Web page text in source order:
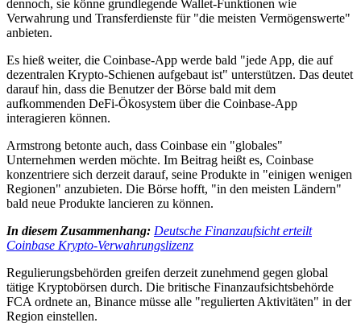
dennoch, sie könne grundlegende Wallet-Funktionen wie
Verwahrung und Transferdienste für "die meisten Vermögenswerte"
anbieten.
Es hieß weiter, die Coinbase-App werde bald "jede App, die auf
dezentralen Krypto-Schienen aufgebaut ist" unterstützen. Das deutet
darauf hin, dass die Benutzer der Börse bald mit dem
aufkommenden DeFi-Ökosystem über die Coinbase-App
interagieren können.
Armstrong betonte auch, dass Coinbase ein "globales"
Unternehmen werden möchte. Im Beitrag heißt es, Coinbase
konzentriere sich derzeit darauf, seine Produkte in "einigen wenigen
Regionen" anzubieten. Die Börse hofft, "in den meisten Ländern"
bald neue Produkte lancieren zu können.
In diesem Zusammenhang: Deutsche Finanzaufsicht erteilt
Coinbase Krypto-Verwahrungslizenz
Regulierungsbehörden greifen derzeit zunehmend gegen global
tätige Kryptobörsen durch. Die britische Finanzaufsichtsbehörde
FCA ordnete an, Binance müsse alle "regulierten Aktivitäten" in der
Region einstellen.